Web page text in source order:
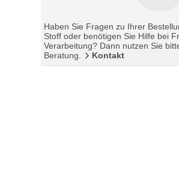
Haben Sie Fragen zu Ihrer
Stoff oder benötigen Sie Hilfe bei
Verarbeitung? Dann nutzen Sie
Beratung.
Kontakt